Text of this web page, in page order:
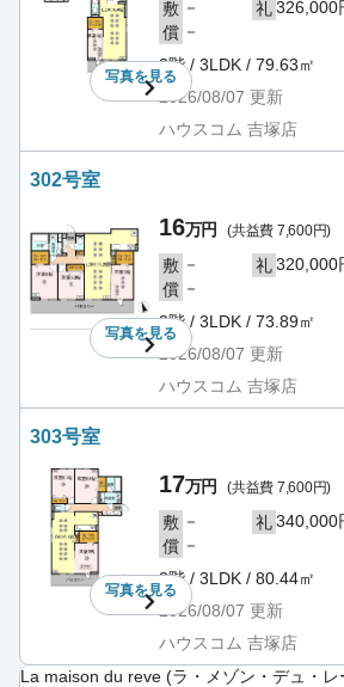
写真を見る
敷 － 礼326,000
償 －
3階 / 3LDK / 79.63㎡
2026/08/07 更新
ハウスコム 吉塚店
302号室
写真を見る
16万円 (共益費 7,600円)
敷 － 礼320,000
償 －
3階 / 3LDK / 73.89㎡
2026/08/07 更新
ハウスコム 吉塚店
303号室
写真を見る
17万円 (共益費 7,600円)
敷 － 礼340,000
償 －
3階 / 3LDK / 80.44㎡
2026/08/07 更新
ハウスコム 吉塚店
La maison du reve (ラ・メゾン・デュ・レ